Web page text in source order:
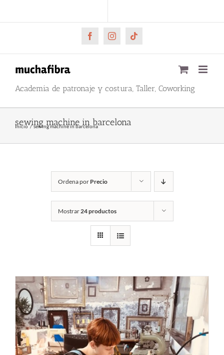
al
FacebookInstagramTiktok
Academia de patronaje y costura, Taller, Coworking
sewing machine in barcelona
Inicio sewing machine in barcelona
Ordena por Precio
Mostrar24 productos